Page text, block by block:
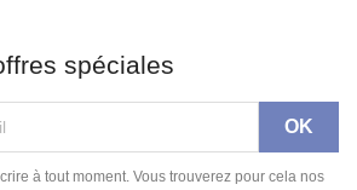
spéciales
à tout moment. Vous trouverez pour cela nos